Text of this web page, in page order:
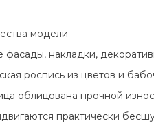
модели
фасады, накладки,
роспись из цветов и
облицована прочной
практически